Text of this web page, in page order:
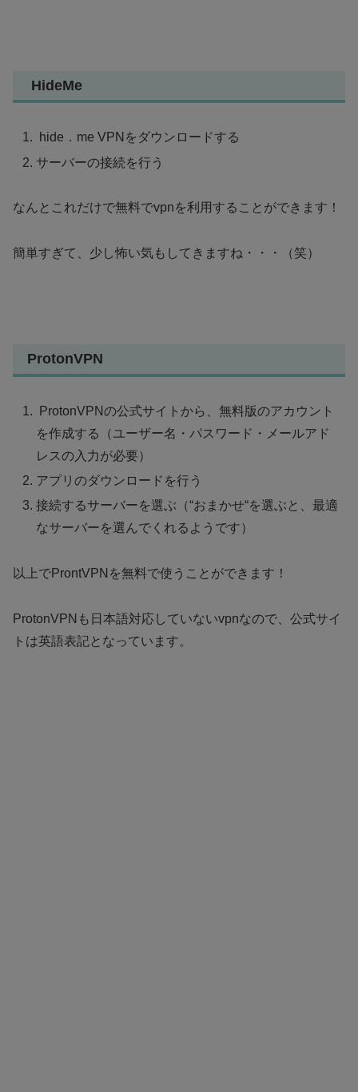
HideMe
hide．me VPNをダウンロードする
サーバーの接続を行う
なんとこれだけで無料でvpnを利用することができます！
簡単すぎて、少し怖い気もしてきますね・・・（笑）
ProtonVPN
ProtonVPNの公式サイトから、無料版のアカウント
を作成する（ユーザー名・パスワード・メールアド
レスの入力が必要）
アプリのダウンロードを行う
接続するサーバーを選ぶ（“おまかせ“を選ぶと、最適
なサーバーを選んでくれるようです）
以上でProntVPNを無料で使うことができます！
ProtonVPNも日本語対応していないvpnなので、公式サイ
トは英語表記となっています。